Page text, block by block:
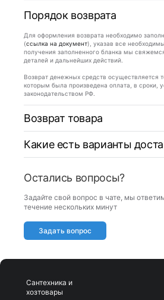
Порядок возврата
Для оформления возврата необходимо
(ссылка на документ), указав все
получения заполненного бланка мы
деталей и дальнейших действий.
Возврат денежных средств осуществляется
которым была произведена оплата, в сроки,
законодательством РФ.
Возврат товара
Какие есть варианты
Остались вопросы?
Задайте свой вопрос в чате, мы
течение нескольких минут
Задать вопрос
Сантехника и
хозтовары